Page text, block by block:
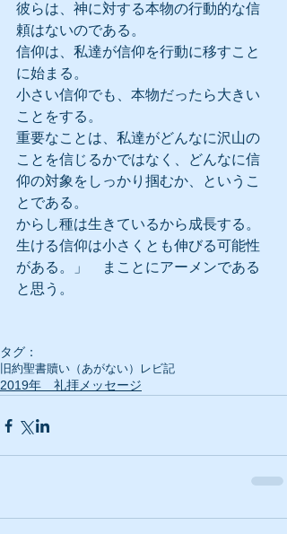
彼らは、神に対する本物の行動的な信
頼はないのである。
信仰は、私達が信仰を行動に移すこと
に始まる。
小さい信仰でも、本物だったら大きい
ことをする。
重要なことは、私達がどんなに沢山の
ことを信じるかではなく、どんなに信
仰の対象をしっかり掴むか、というこ
とである。
からし種は生きているから成長する。
生ける信仰は小さくとも伸びる可能性
がある。」　まことにアーメンである
と思う。
タグ：
旧約聖書贖い（あがない） レビ記
2019年 礼拝メッセージ